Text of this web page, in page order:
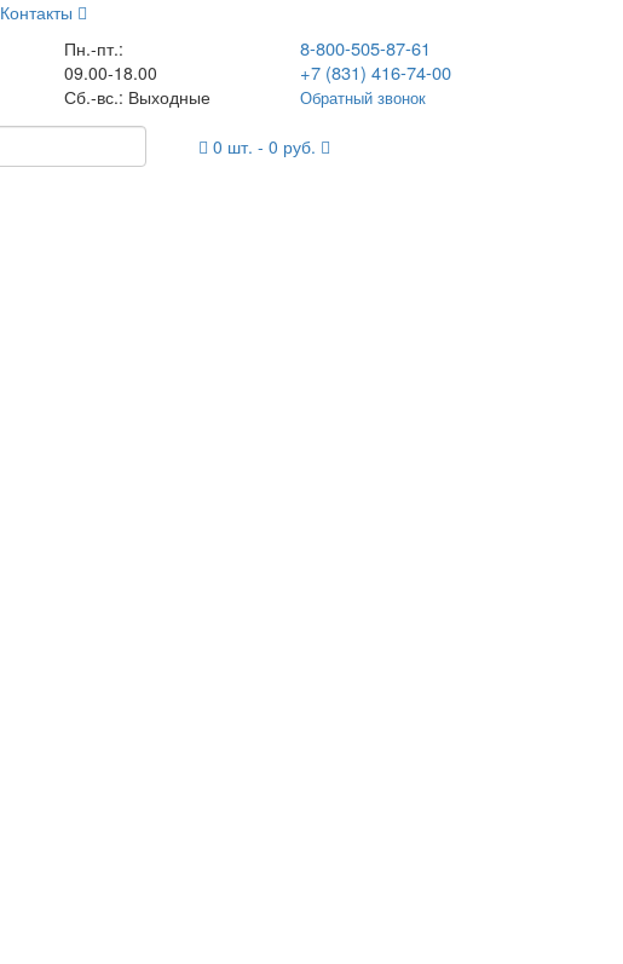
Контакты
Пн.-пт.:
09.00-18.00
Сб.-вс.: Выходные
8-800-505-87-61
+7 (831) 416-74-00
Обратный звонок
0 шт. - 0 руб.